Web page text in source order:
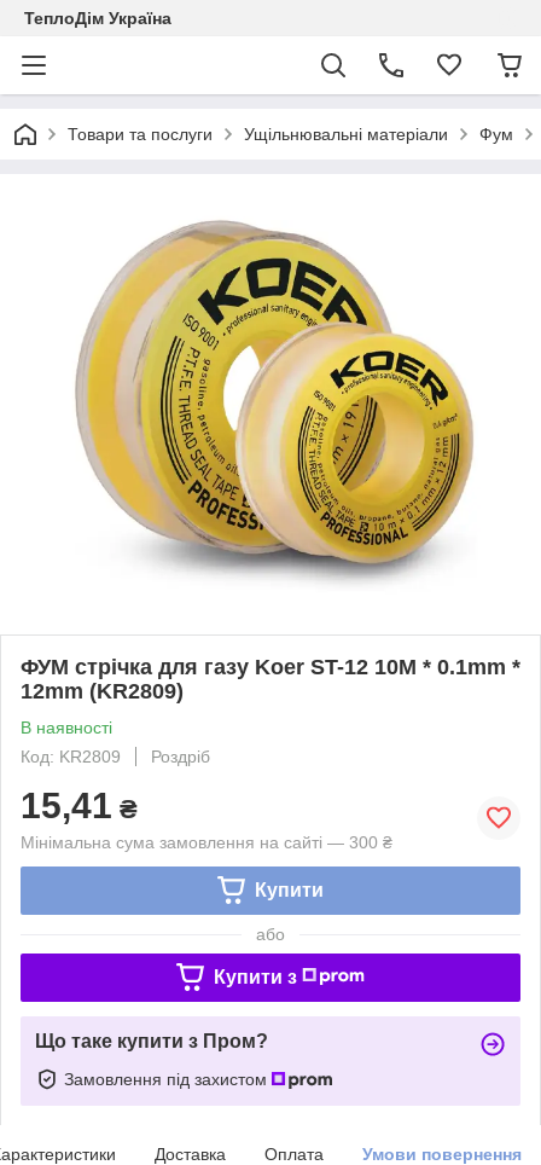
ТеплоДім Україна
Товари та послуги Ущільнювальні матеріали Фум
ФУМ стрічка для газу Koer ST-12 10M * 0.1mm *
12mm (KR2809)
В наявності
Код: KR2809
Роздріб
15,41 ₴
Мінімальна сума замовлення на сайті — 300 ₴
Купити
або
Купити з
Що таке купити з Пром?
Замовлення під захистом
Доставка Оплата Умови повернення